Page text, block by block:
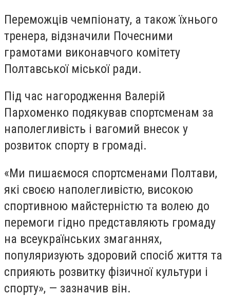
Переможців чемпіонату, а також їхнього
тренера, відзначили Почесними
грамотами виконавчого комітету
Полтавської міської ради.
Під час нагородження Валерій
Пархоменко подякував спортсменам за
наполегливість і вагомий внесок у
розвиток спорту в громаді.
«Ми пишаємося спортсменами Полтави,
які своєю наполегливістю, високою
спортивною майстерністю та волею до
перемоги гідно представляють громаду
на всеукраїнських змаганнях,
популяризують здоровий спосіб життя та
сприяють розвитку фізичної культури і
спорту», — зазначив він.